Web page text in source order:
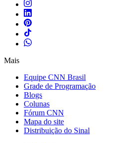
Mais
Equipe CNN Brasil
Grade de Programação
Blogs
Colunas
Fórum CNN
Mapa do site
Distribuição do Sinal